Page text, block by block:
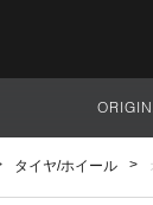
タイヤ/ホイール